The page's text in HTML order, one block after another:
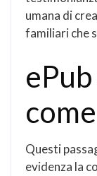
umana di
familiari che
Questi
evidenza la